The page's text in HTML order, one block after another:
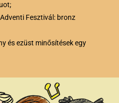
Fesztivál: bronz
és ezüst minősítések egy